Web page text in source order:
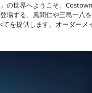
の世界へようこそ。
場する、風間仁や三島一八
を提供します。オーダー